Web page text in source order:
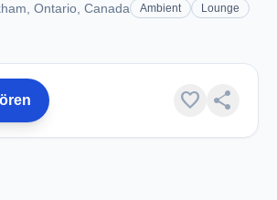
Ontario, Canada Ambient Lounge
favorite share